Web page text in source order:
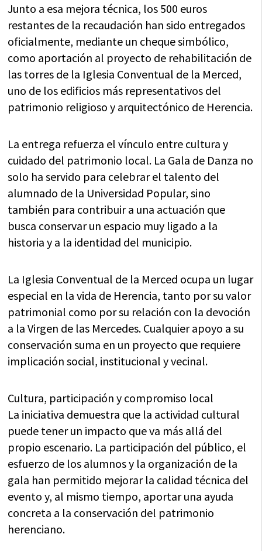
Junto a esa mejora técnica, los 500 euros
restantes de la recaudación han sido entregados
oficialmente, mediante un cheque simbólico,
como aportación al proyecto de rehabilitación de
las torres de la Iglesia Conventual de la Merced,
uno de los edificios más representativos del
patrimonio religioso y arquitectónico de Herencia.
La entrega refuerza el vínculo entre cultura y
cuidado del patrimonio local. La Gala de Danza no
solo ha servido para celebrar el talento del
alumnado de la Universidad Popular, sino
también para contribuir a una actuación que
busca conservar un espacio muy ligado a la
historia y a la identidad del municipio.
La Iglesia Conventual de la Merced ocupa un lugar
especial en la vida de Herencia, tanto por su valor
patrimonial como por su relación con la devoción
a la Virgen de las Mercedes. Cualquier apoyo a su
conservación suma en un proyecto que requiere
implicación social, institucional y vecinal.
Cultura, participación y compromiso local
La iniciativa demuestra que la actividad cultural
puede tener un impacto que va más allá del
propio escenario. La participación del público, el
esfuerzo de los alumnos y la organización de la
gala han permitido mejorar la calidad técnica del
evento y, al mismo tiempo, aportar una ayuda
concreta a la conservación del patrimonio
herenciano.